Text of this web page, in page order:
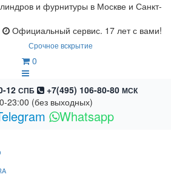
и фурнитуры в Москве и Санкт-
Официальный сервис. 17 лет с вами!
Срочное вскрытие
0
12 СПБ +7(495) 106-80-80 МСК
23:00 (без выходных)
Whatsapp